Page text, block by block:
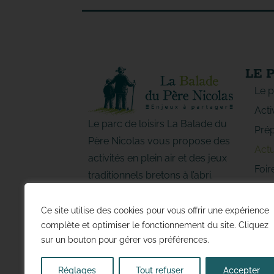
Ce site utilise des cookies pour vous offrir une expérience
complète et optimiser le fonctionnement du site. Cliquez
sur un bouton pour gérer vos préférences.
Réglages Tout refuser Accepter
Le parc de loisirs La Balade du
Père Nicolas vous propose des
activités en plein air et des jeux
traditionnels bretons à l’abri.
famille ou entre amis !
LE
Le